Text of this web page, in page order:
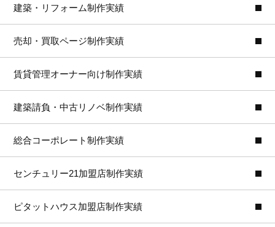
建築・リフォーム制作実績
売却・買取ページ制作実績
賃貸管理オーナー向け制作実績
建築請負・中古リノベ制作実績
総合コーポレート制作実績
センチュリー21加盟店制作実績
ピタットハウス加盟店制作実績